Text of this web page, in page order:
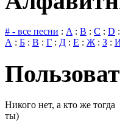
# - все песни : A: B : C : D :
А : Б : В : Г : Д : Е : Ж: З :
Никого нет, а кто же тогда
ты)